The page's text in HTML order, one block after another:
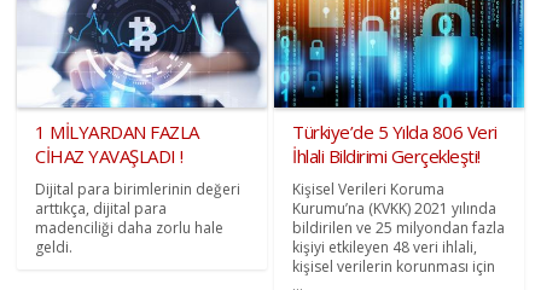
1 MİLYARDAN FAZLA
CİHAZ YAVAŞLADI !
Dijital para birimlerinin değeri
arttıkça, dijital para
madenciliği daha zorlu hale
geldi.
Türkiye’de 5 Yılda 806 Veri
İhlali Bildirimi Gerçekleşti!
Kişisel Verileri Koruma
Kurumu’na (KVKK) 2021 yılında
bildirilen ve 25 milyondan fazla
kişiyi etkileyen 48 veri ihlali,
kişisel verilerin korunması için
...